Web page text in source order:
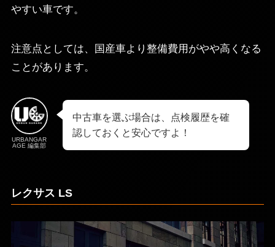
やすい車です。
注意点としては、国産車より整備費用がやや高くなる
ことがあります。
URBANGAR
AGE 編集部
中古車を選ぶ場合は、点検履歴を確
認しておくと安心ですよ！
レクサス LS